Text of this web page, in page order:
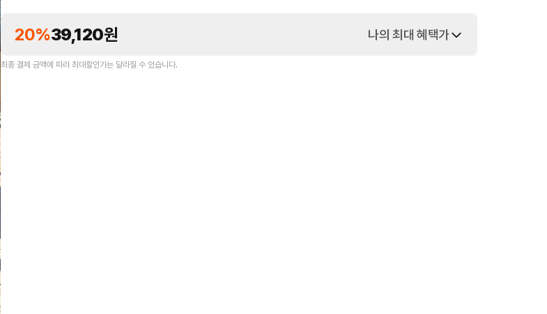
20%39,120원 나의 최대 혜택가
최종 결제 금액에 따라 최대할인가는 달라질 수 있습니다.